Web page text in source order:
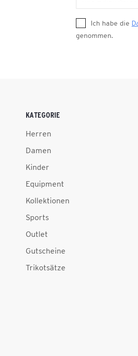
Ich habe die
genommen.
KATEGORIE
Herren
Damen
Kinder
Equipment
Kollektionen
Sports
Outlet
Gutscheine
Trikotsätze